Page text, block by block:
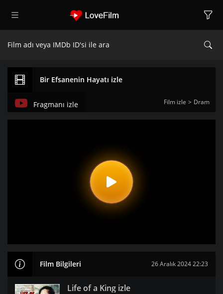
Bir Efsanenin Hayatı izle
Film izle Dram
Fragmanı izle
Film Bilgileri 26 Aralık 2024 22:23
Life of a King izle